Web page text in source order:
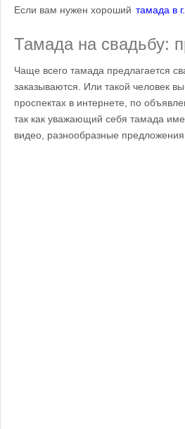
Если вам нужен хороший тамада в
Тамада на свадьбу:
Чаще всего тамада предлагается
заказываются. Или такой человек
проспектах в интернете, по
так как уважающий себя тамада
видео, разнообразные